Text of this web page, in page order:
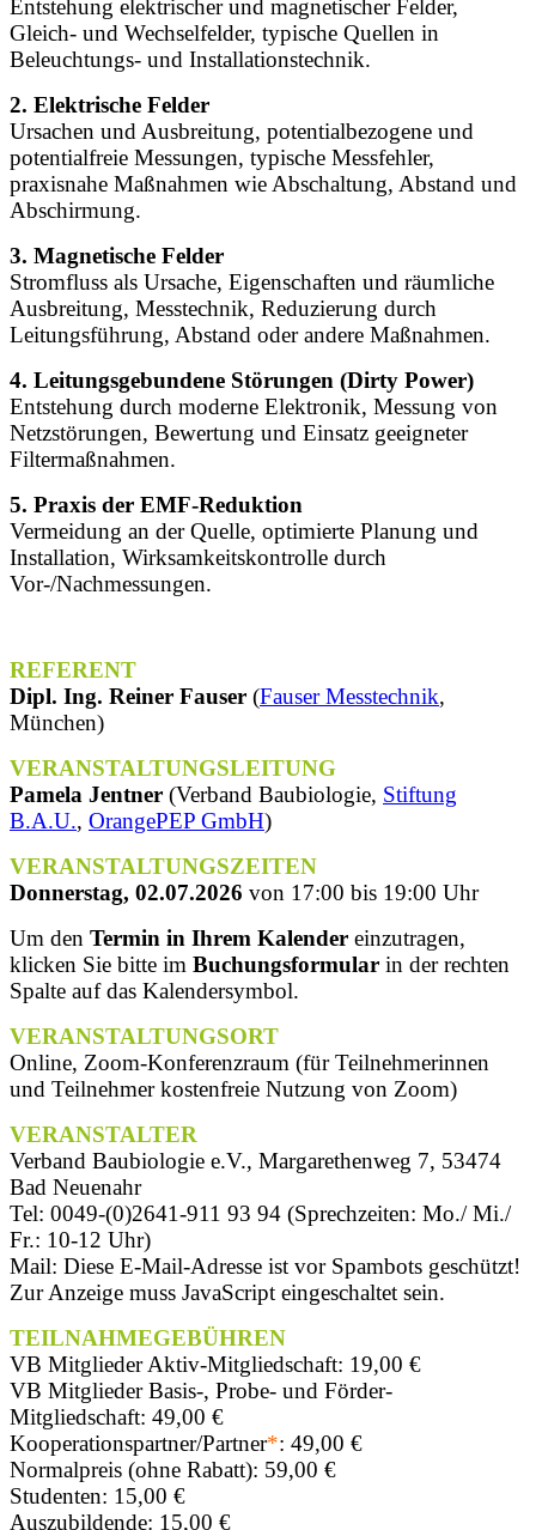
Entstehung elektrischer und magnetischer Felder,
Gleich- und Wechselfelder, typische Quellen in
Beleuchtungs- und Installationstechnik.
2. Elektrische Felder
Ursachen und Ausbreitung, potentialbezogene und
potentialfreie Messungen, typische Messfehler,
praxisnahe Maßnahmen wie Abschaltung, Abstand und
Abschirmung.
3. Magnetische Felder
Stromfluss als Ursache, Eigenschaften und räumliche
Ausbreitung, Messtechnik, Reduzierung durch
Leitungsführung, Abstand oder andere Maßnahmen.
4. Leitungsgebundene Störungen (Dirty Power)
Entstehung durch moderne Elektronik, Messung von
Netzstörungen, Bewertung und Einsatz geeigneter
Filtermaßnahmen.
5. Praxis der EMF-Reduktion
Vermeidung an der Quelle, optimierte Planung und
Installation, Wirksamkeitskontrolle durch
Vor-/Nachmessungen.
REFERENT
Dipl. Ing. Reiner Fauser (Fauser Messtechnik,
München)
VERANSTALTUNGSLEITUNG
Pamela Jentner (Verband Baubiologie, Stiftung
B.A.U., OrangePEP GmbH)
VERANSTALTUNGSZEITEN
Donnerstag, 02.07.2026 von 17:00 bis 19:00 Uhr
Um den Termin in Ihrem Kalender einzutragen,
klicken Sie bitte im Buchungsformular in der rechten
Spalte auf das Kalendersymbol.
VERANSTALTUNGSORT
Online, Zoom-Konferenzraum (für Teilnehmerinnen
und Teilnehmer kostenfreie Nutzung von Zoom)
VERANSTALTER
Verband Baubiologie e.V., Margarethenweg 7, 53474
Bad Neuenahr
Tel: 0049-(0)2641-911 93 94 (Sprechzeiten: Mo./ Mi./
Fr.: 10-12 Uhr)
Mail: Diese E-Mail-Adresse ist vor Spambots geschützt!
Zur Anzeige muss JavaScript eingeschaltet sein.
TEILNAHMEGEBÜHREN
VB Mitglieder Aktiv-Mitgliedschaft: 19,00 €
VB Mitglieder Basis-, Probe- und Förder-
Mitgliedschaft: 49,00 €
Kooperationspartner/Partner*: 49,00 €
Normalpreis (ohne Rabatt): 59,00 €
Studenten: 15,00 €
Auszubildende: 15,00 €